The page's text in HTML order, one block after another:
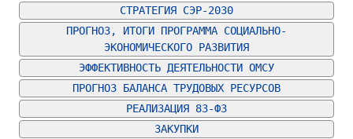
СТРАТЕГИЯ СЭР-2030
ПРОГНОЗ, ИТОГИ ПРОГРАММА СОЦИАЛЬНО-
ЭКОНОМИЧЕСКОГО РАЗВИТИЯ
ЭФФЕКТИВНОСТЬ ДЕЯТЕЛЬНОСТИ ОМСУ
ПРОГНОЗ БАЛАНСА ТРУДОВЫХ РЕСУРСОВ
РЕАЛИЗАЦИЯ 83-ФЗ
ЗАКУПКИ